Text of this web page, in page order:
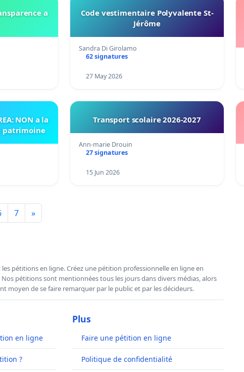
a
Code vestimentaire Polyvalente St-
Jérôme
Sandra Di Girolamo
62 signatures
27 May 2026
NON a la
patrimoine
Transport scolaire 2026-2027
Ann-marie Drouin
27 signatures
15 Jun 2026
7 »
pétitions en ligne. Créez une pétition professionnelle en ligne en
pétitions sont mentionnées tous les jours dans divers médias, alors
moyen de se faire remarquer par le public et par les décideurs.
en ligne
?
Plus
Faire une pétition en ligne
Politique de confidentialité